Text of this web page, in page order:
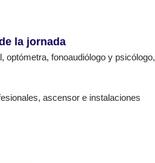
la jornada
optómetra, fonoaudiólogo y psicólogo,
ascensor e instalaciones